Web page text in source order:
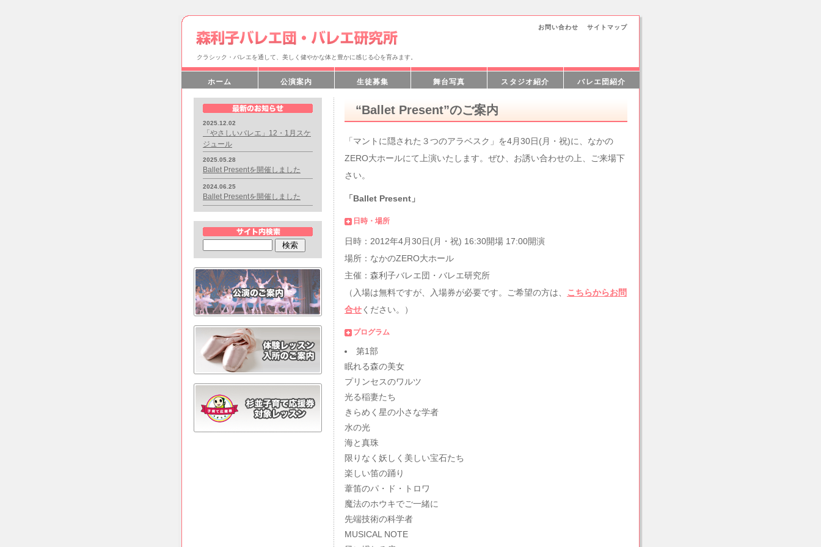
クラシック・バレエを通して、美しく健やかな体と豊かに感じる心を育みます。
お問い合わせ サイトマップ
ホーム 公演案内 生徒募集 舞台写真 スタジオ紹介 バレエ団紹介
“Ballet Present”のご案内
「マントに隠された３つのアラベスク」を4月30日(月・祝)に、なかの
ZERO大ホールにて上演いたします。ぜひ、お誘い合わせの上、ご来場下
さい。
「Ballet Present」
日時・場所
日時：2012年4月30日(月・祝) 16:30開場 17:00開演
場所：なかのZERO大ホール
主催：森利子バレエ団・バレエ研究所
（入場は無料ですが、入場券が必要です。ご希望の方は、 こちらからお問
合せください。）
プログラム
第1部
眠れる森の美女
プリンセスのワルツ
光る稲妻たち
きらめく星の小さな学者
水の光
海と真珠
限りなく妖しく美しい宝石たち
楽しい笛の踊り
葦笛のパ・ド・トロワ
魔法のホウキでご一緒に
先端技術の科学者
MUSICAL NOTE
2025.12.02
「やさしいバレエ」12・1月スケ
ジュール
2025.05.28
Ballet Presentを開催しました
2024.06.25
Ballet Presentを開催しました